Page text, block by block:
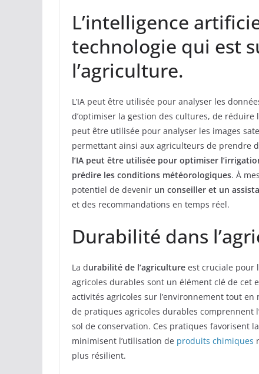
L’intelligence
technologie qui est
l’agriculture.
L’IA peut être utilisée pour analyser les
d’optimiser la gestion des cultures, de réduire
peut être utilisée pour analyser les images
permettant ainsi aux agriculteurs de prendre
l’IA peut être utilisée pour optimiser
prédire les conditions météorologiques. À
potentiel de devenir un conseiller et un
et des recommandations en temps réel.
Durabilité dans
La durabilité de l’agriculture est cruciale pour
agricoles durables sont un élément clé de cet
activités agricoles sur l’environnement tout
de pratiques agricoles durables comprennent l’
sol de conservation. Ces pratiques favorisent
minimisent l’utilisation de produits chimiques
plus résilient.